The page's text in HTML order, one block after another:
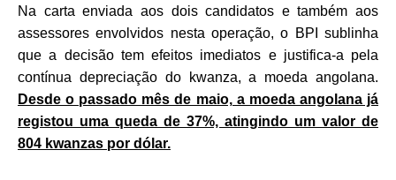
Na carta enviada aos dois candidatos e também aos
assessores envolvidos nesta operação, o BPI sublinha
que a decisão tem efeitos imediatos e justifica-a pela
contínua depreciação do kwanza, a moeda angolana.
Desde o passado mês de maio, a moeda angolana já
registou uma queda de 37%, atingindo um valor de
804 kwanzas por dólar.